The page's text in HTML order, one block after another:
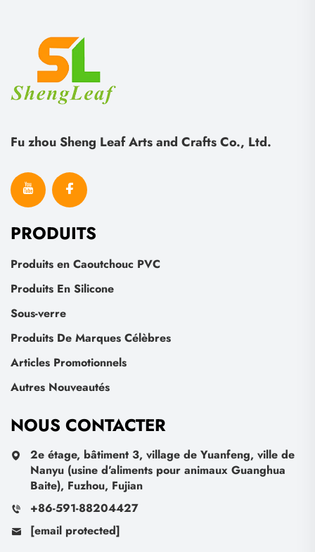
Fu zhou Sheng Leaf Arts and Crafts Co., Ltd.
PRODUITS
Produits en Caoutchouc PVC
Produits En Silicone
Sous-verre
Produits De Marques Célèbres
Articles Promotionnels
Autres Nouveautés
NOUS CONTACTER
2e étage, bâtiment 3, village de Yuanfeng, ville de
Nanyu (usine d’aliments pour animaux Guanghua
Baite), Fuzhou, Fujian
+86-591-88204427
[email protected]